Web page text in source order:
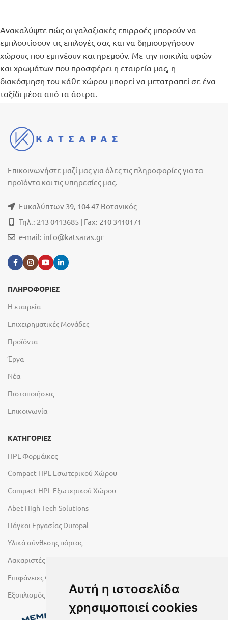
Αυτή η ιστοσελίδα
χρησιμοποιεί cookies
Ανακαλύψτε πώς οι γαλαξιακές επιρροές μπορούν να
εμπλουτίσουν τις επιλογές σας και να δημιουργήσουν
χώρους που εμπνέουν και ηρεμούν. Με την ποικιλία υφών
και χρωμάτων που προσφέρει η εταιρεία μας, η
διακόσμηση του κάθε χώρου μπορεί να μετατραπεί σε ένα
ταξίδι μέσα από τα άστρα.
Επικοινωνήστε μαζί μας για όλες τις πληροφορίες για τα
προϊόντα και τις υπηρεσίες μας.
Ευκαλύπτων 39, 104 47 Βοτανικός
Τηλ.: 213 0413685 | Fax: 210 3410171
e-mail: info@katsaras.gr
ΠΛΗΡΟΦΟΡΙΕΣ
Η εταιρεία
Επιχειρηματικές Μονάδες
Προϊόντα
Έργα
Νέα
Πιστοποιήσεις
Επικοινωνία
ΚΑΤΗΓΟΡΙΕΣ
HPL Φορμάικες
Compact HPL Εσωτερικού Χώρου
Compact HPL Εξωτερικού Χώρου
Abet High Tech Solutions
Πάγκοι Εργασίας Duropal
Υλικά σύνθεσης πόρτας
Λακαριστές επιφάνειες Primeboard
Επιφάνειες Φυσικών Πετρωμάτων
Εξοπλισμός Υγρών Χώρων